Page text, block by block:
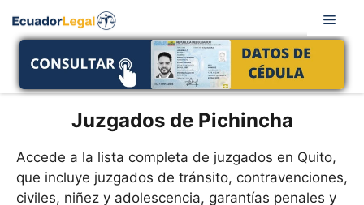
Juzgados de Pichincha
Accede a la lista completa de juzgados en Quito,
que incluye juzgados de tránsito, contravenciones,
civiles, niñez y adolescencia, garantías penales y